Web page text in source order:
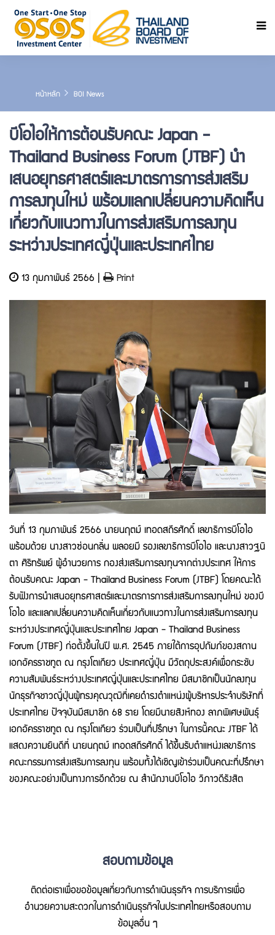
หน้าหลัก BOI News
บีโอไอให้การต้อนรับคณะ Japan -
Thailand Business Forum (JTBF) นำ
เสนอยุทธศาสตร์และมาตรการการส่งเสริม
การลงทุนใหม่ พร้อมแลกเปลี่ยนความคิดเห็น
เกี่ยวกับแนวทางในการส่งเสริมการลงทุน
ระหว่างประเทศญี่ปุ่นและประเทศไทย
13 กุมภาพันธ์ 2566 | Print
วันที่ 13 กุมภาพันธ์ 2566 นายนฤตม์ เทอดสถีรศักดิ์ เลขาธิการบีโอไอ
พร้อมด้วย นางสาวซ่อนกลิ่น พลอยมี รองเลขาธิการบีโอไอ และนางสาวฐนิ
ตา ศิริทรัพย์ ผู้อำนวยการ กองส่งเสริมการลงทุนจากต่างประเทศ ให้การ
ต้อนรับคณะ Japan - Thailand Business Forum (JTBF)
โดยคณะได้
รับฟังการนำเสนอยุทธศาสตร์และมาตรการการส่งเสริมการลงทุนใหม่ ของบี
โอไอ และแลกเปลี่ยนความคิดเห็นเกี่ยวกับแนวทางในการส่งเสริมการลงทุน
ระหว่างประเทศญี่ปุ่นและประเทศไทย Japan - Thailand Business
Forum (JTBF) ก่อตั้งขึ้นในปี พ.ศ. 2545 ภายใต้การอุปถัมภ์ของสถาน
เอกอัครราชทูต ณ กรุงโตเกียว ประเทศญี่ปุ่น มีวัตถุประสงค์เพื่อกระชับ
ความสัมพันธ์ระหว่างประเทศญี่ปุ่นและประเทศไทย มีสมาชิกเป็นนักลงทุน
นักธุรกิจชาวญี่ปุ่นผู้ทรงคุณวุฒิที่เคยดำรงตำแหน่งผู้บริหารประจำบริษัทที่
ประเทศไทย ปัจจุบันมีสมาชิก 68 ราย โดยมีนายสิงห์ทอง ลาภพิเศษพันธุ์
เอกอัครราชทูต ณ กรุงโตเกียว ร่วมเป็นที่ปรึกษา ในการนี้คณะ JTBF
ได้
แสดงความยินดีที่ นายนฤตม์ เทอดสถีรศักดิ์ ได้ขึ้นรับตำแหน่งเลขาธิการ
คณะกรรมการส่งเสริมการลงทุน พร้อมทั้งได้เชิญเข้าร่วมเป็นคณะที่ปรึกษา
ของคณะอย่างเป็นทางการอีกด้วย ณ สำนักงานบีโอไอ วิภาวดีรังสิต
สอบถามข้อมูล
ติดต่อเราเพื่อขอข้อมูลเกี่ยวกับการดำเนินธุรกิจ การบริการเพื่อ
อำนวยความสะดวกในการดำเนินธุรกิจในประเทศไทยหรือสอบถาม
ข้อมูลอื่น ๆ